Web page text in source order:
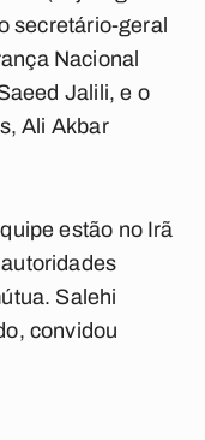
secretário-geral
Nacional
Jalili, e o
Ali Akbar
estão no Irã
Salehi
convidou